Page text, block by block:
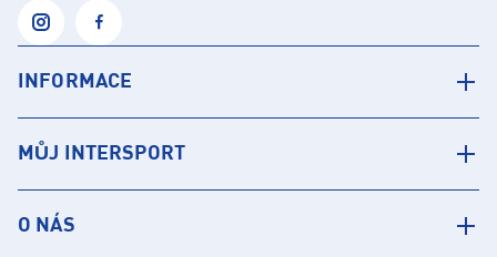
INFORMACE
MŮJ INTERSPORT
O NÁS